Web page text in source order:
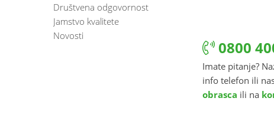
Društvena odgovornost
Jamstvo kvalitete
Novosti
0800
Imate pitanje?
info telefon ili
obrasca ili na